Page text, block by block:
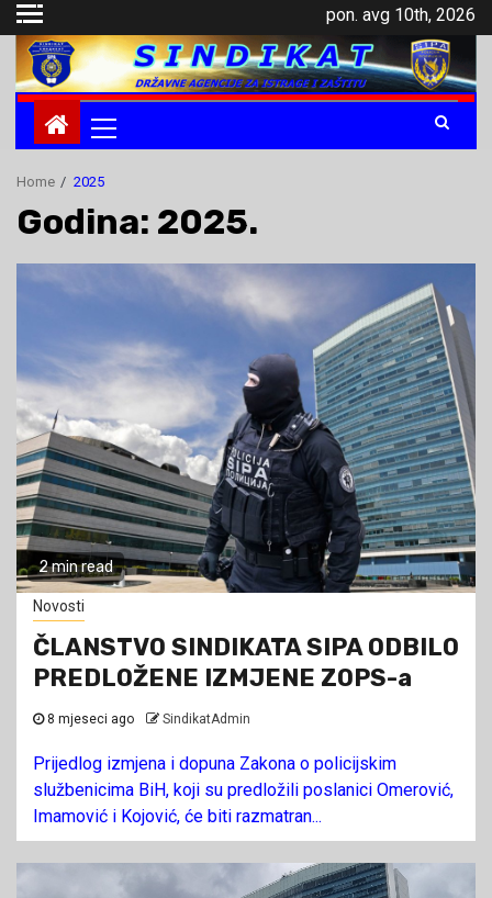
Skip
to
content
pon. avg 10th, 2026
.
Menu
Home 2025
Godina: 2025.
2 min read
Novosti
ČLANSTVO SINDIKATA SIPA ODBILO
PREDLOŽENE IZMJENE ZOPS-a
8 mjeseci ago SindikatAdmin
Prijedlog izmjena i dopuna Zakona o policijskim
službenicima BiH, koji su predložili poslanici Omerović,
Imamović i Kojović, će biti razmatran...